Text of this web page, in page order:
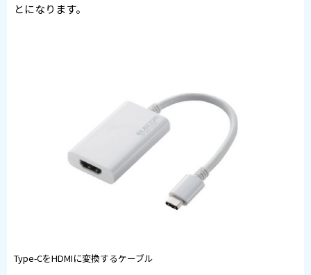
とになります。
Type-CをHDMIに変換するケーブル